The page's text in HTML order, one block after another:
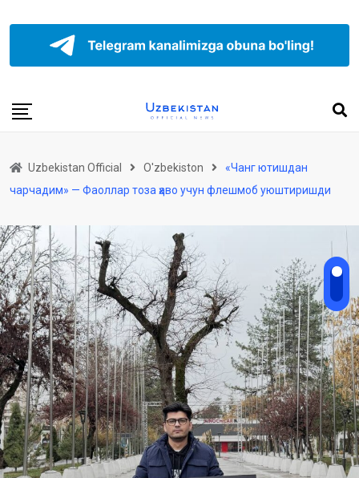
Uzbekistan Official O'zbekiston
«Чанг ютишдан
чарчадим» — Фаоллар тоза ҳаво учун флешмоб уюштиришди